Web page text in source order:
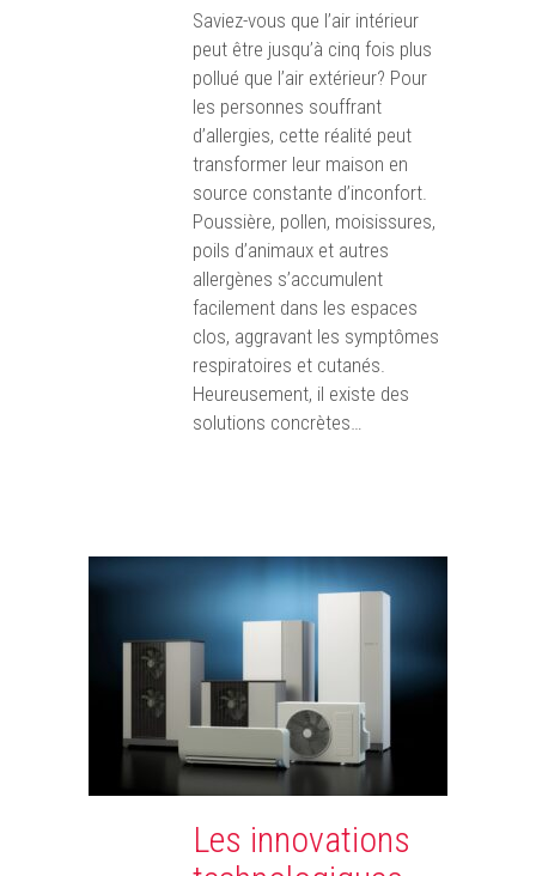
Saviez-vous que l’air intérieur
peut être jusqu’à cinq fois plus
pollué que l’air extérieur? Pour
les personnes souffrant
d’allergies, cette réalité peut
transformer leur maison en
source constante d’inconfort.
Poussière, pollen, moisissures,
poils d’animaux et autres
allergènes s’accumulent
facilement dans les espaces
clos, aggravant les symptômes
respiratoires et cutanés.
Heureusement, il existe des
solutions concrètes…
Les innovations